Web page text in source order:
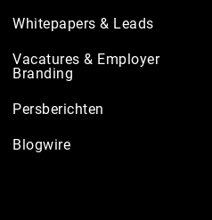
Whitepapers & Leads
Vacatures & Employer
Branding
Persberichten
Blogwire